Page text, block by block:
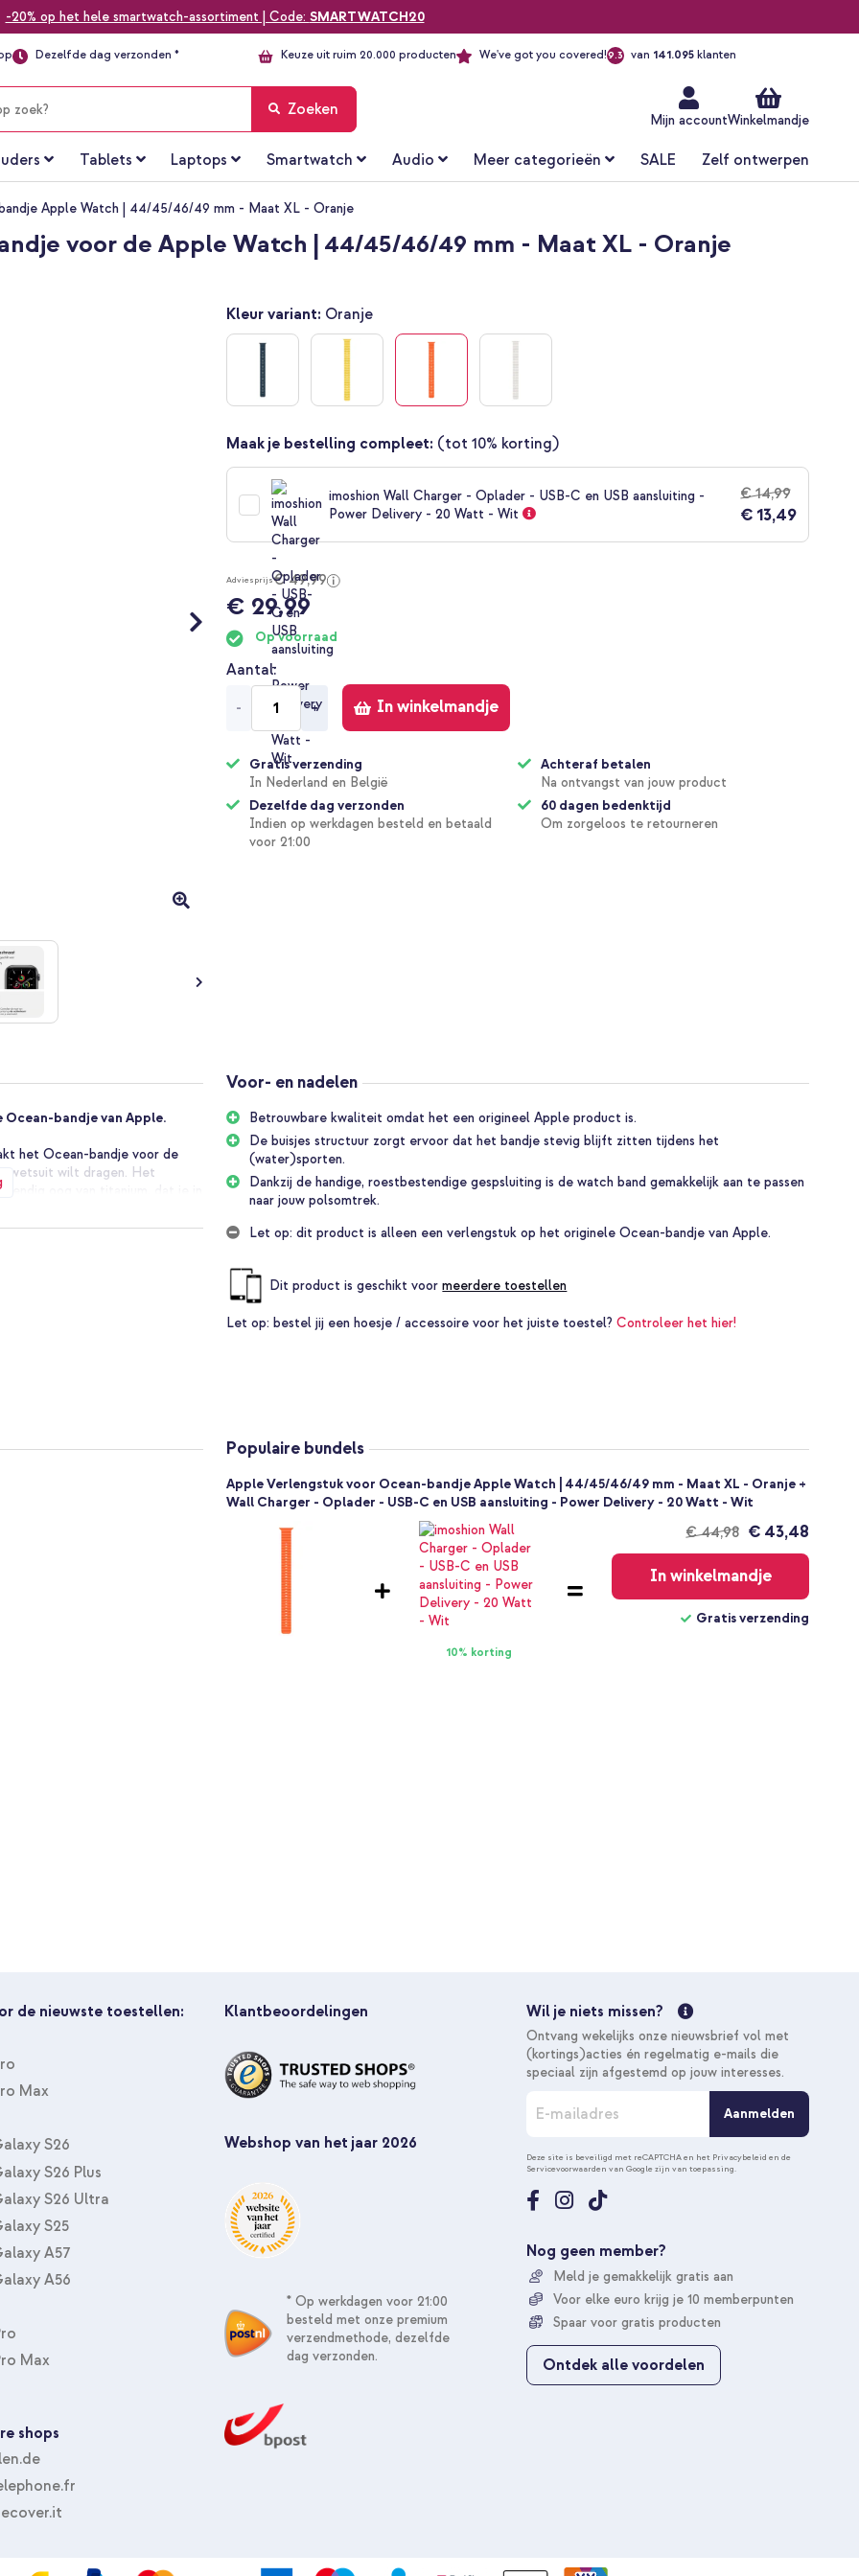
-20% op het hele smartwatch-assortiment | Code: SMARTWATCH20
Dezelfde dag verzonden * Keuze uit ruim 20.000 producten We've got you covered!9.3 van 141.095klanten
Mijn accountWinkelmandje
Zoeken
Tablets Laptops Smartwatch Audio Meer categorieën SALE Zelf ontwerpen
Apple Watch | 44/45/46/49 mm - Maat XL - Oranje
voor de Apple Watch | 44/45/46/49 mm - Maat XL - Oranje
Kleur variant: Oranje
Maak je bestelling compleet: (tot 10% korting)
imoshion Wall Charger - Oplader - USB-C en USB aansluiting -
Power Delivery - 20 Watt - Wit
€ 14,99
€ 13,49
Adviesprijs€ 49,99
€ 29,99
Op voorraad
Aantal
- + In winkelmandje
Gratis verzending
In Nederland en België
Dezelfde dag verzonden
Indien op werkdagen besteld en betaald
voor 21:00
Achteraf betalen
Na ontvangst van jouw product
60 dagen bedenktijd
Om zorgeloos te retourneren
bandje van Apple.
het Ocean-bandje voor de
wetsuit wilt dragen. Het
oog van titanium, dat je in
standaardmaat.
een buisjes structuur, dit zorgt
waterbestendige bandje en
zorgt de gespsluiting ervoor
- Maat XL?
Voor- en nadelen
Betrouwbare kwaliteit omdat het een origineel Apple product is.
De buisjes structuur zorgt ervoor dat het bandje stevig blijft zitten tijdens het
(water)sporten.
Dankzij de handige, roestbestendige gespsluiting is de watch band gemakkelijk aan te passen
naar jouw polsomtrek.
Let op: dit product is alleen een verlengstuk op het originele Ocean-bandje van Apple.
Dit product is geschikt voormeerdere toestellen
Let op: bestel jij een hoesje / accessoire voor het juiste toestel?Controleer het hier!
Populaire bundels
Apple Verlengstuk voor Ocean-bandje Apple Watch | 44/45/46/49 mm - Maat XL - Oranje +
Wall Charger - Oplader - USB-C en USB aansluiting - Power Delivery - 20 Watt - Wit
10% korting
€ 44,98
verzending
€ 43,48
In winkelmandje
Gratis verzending
de nieuwste toestellen:
Max
S26
S26 Plus
S26 Ultra
S25
A57
A56
Max
shops
Klantbeoordelingen
Webshop van het jaar 2026
* Op werkdagen voor 21:00
besteld met onze premium
verzendmethode, dezelfde
dag verzonden.
Wil je niets missen?
Ontvang wekelijks onze nieuwsbrief vol met
(kortings)acties én regelmatig e-mails die
speciaal zijn afgestemd op jouw interesses.
n
n
e
e
u
p
o
n
e
Aanmelden
Deze site is beveiligd met reCAPTCHA en het Privacybeleid en de
Servicevoorwaarden van Google zijn van toepassing.
Nog geen member?
Meld je gemakkelijk gratis aan
Voor elke euro krijg je 10 memberpunten
Spaar voor gratis producten
Ontdek alle voordelen